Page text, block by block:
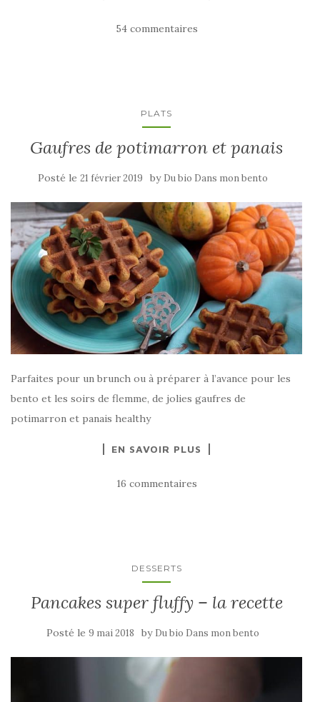
54 commentaires
PLATS
Gaufres de potimarron et panais
Posté le 21 février 2019 by Du bio Dans mon bento
Parfaites pour un brunch ou à préparer à l’avance pour les
bento et les soirs de flemme, de jolies gaufres de
potimarron et panais healthy
EN SAVOIR PLUS
16 commentaires
DESSERTS
Pancakes super fluffy – la recette
Posté le 9 mai 2018 by Du bio Dans mon bento